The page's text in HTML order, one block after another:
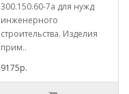
300.150.60-7а для нужд
инженерного
строительства. Изделия
прим..
9175р.